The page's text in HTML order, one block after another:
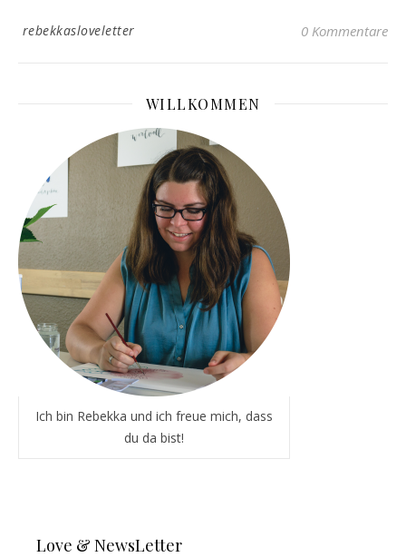
rebekkasloveletter 0 Kommentare
WILLKOMMEN
Ich bin Rebekka und ich freue mich, dass
du da bist!
Love & NewsLetter